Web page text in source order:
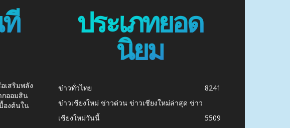
เสริมพลัง
กออมสิน
องต้นใน
ประเภทยอด
นิยม
ข่าวทั่วไทย
8241
ข่าวเชียงใหม่ ข่าวด่วน ข่าวเชียงใหม่ล่าสุด ข่าว
เชียงใหม่วันนี้
5509